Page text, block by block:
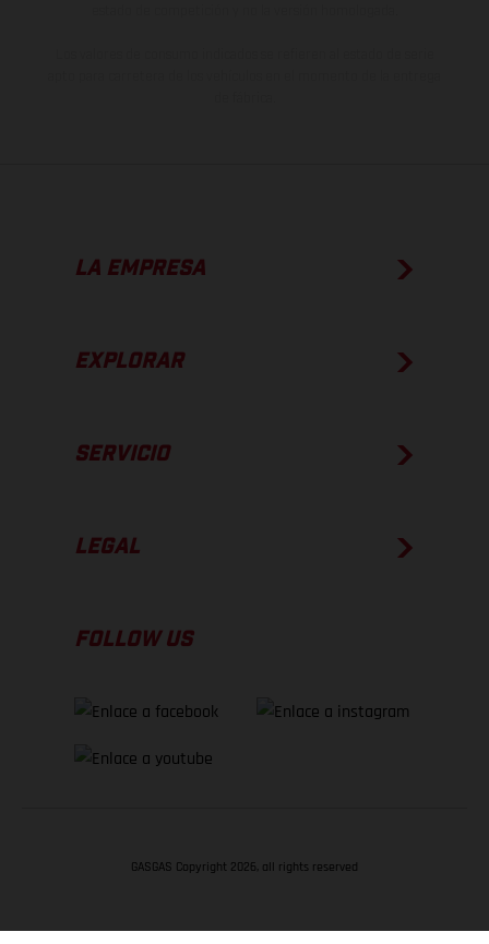
LA EMPRESA
EXPLORAR
SERVICIO
LEGAL
FOLLOW US
GASGAS Copyright 2026, all rights reserved